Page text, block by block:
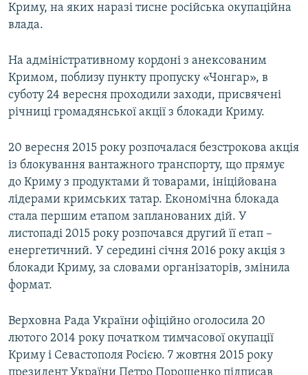
Криму, на яких наразі тисне російська окупаційна
влада.
На адміністративному кордоні з анексованим
Кримом, поблизу пункту пропуску «Чонгар», в
суботу 24 вересня проходили заходи, присвячені
річниці громадянської акції з блокади Криму.
20 вересня 2015 року розпочалася безстрокова акція
із блокування вантажного транспорту, що прямує
до Криму з продуктами й товарами, ініційована
лідерами кримських татар. Економічна блокада
стала першим етапом запланованих дій. У
листопаді 2015 року розпочався другий її етап –
енергетичний. У середині січня 2016 року акція з
блокади Криму, за словами організаторів, змінила
формат.
Верховна Рада України офіційно оголосила 20
лютого 2014 року початком тимчасової окупації
Криму і Севастополя Росією. 7 жовтня 2015 року